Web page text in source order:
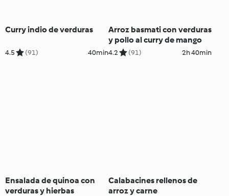
Curry indio de verduras
4.5 (91) 40min
Arroz basmati con verduras
y pollo al curry de mango
4.2 (91) 2h 40min
Ensalada de quinoa con
verduras y hierbas
Calabacines rellenos de
arroz y carne